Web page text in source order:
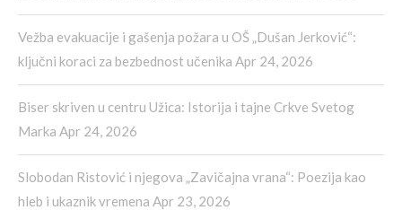
Vežba evakuacije i gašenja požara u OŠ „Dušan Jerković“:
ključni koraci za bezbednost učenika Apr 24, 2026
Biser skriven u centru Užica: Istorija i tajne Crkve Svetog
Marka Apr 24, 2026
Slobodan Ristović i njegova „Zavičajna vrana“: Poezija kao
hleb i ukaznik vremena Apr 23, 2026